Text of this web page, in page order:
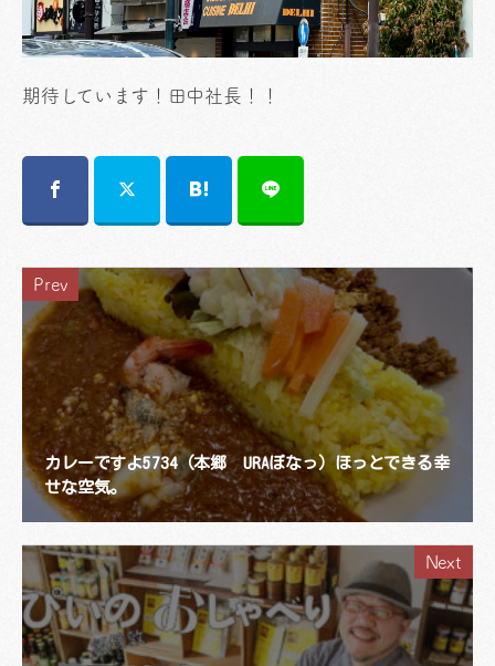
期待しています！田中社長！！
Prev
カレーですよ5734（本郷 URAぼなっ）ほっとできる幸
せな空気。
Next